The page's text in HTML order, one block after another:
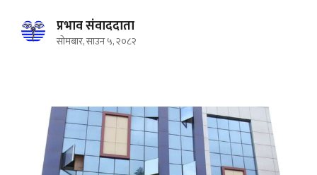
प्रभाव संवाददाता
सोमबार, साउन ५, २०८२